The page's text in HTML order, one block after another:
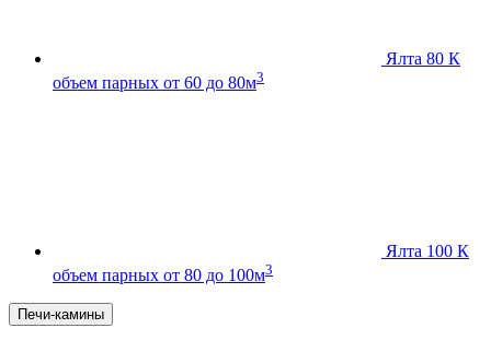
Ялта 80 К
объем парных от 60 до 80м3
Ялта 100 К
объем парных от 80 до 100м3
Печи-камины